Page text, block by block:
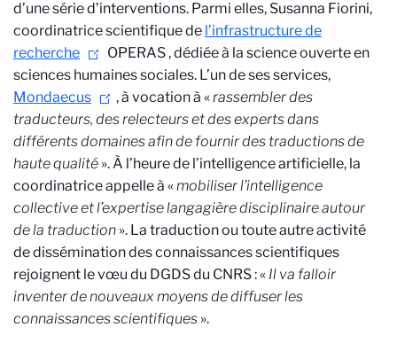
d’une série d’interventions. Parmi elles, Susanna Fiorini,
coordinatrice scientifique de l’infrastructure de
recherche
OPERAS , dédiée à la science ouverte en
sciences humaines sociales. L’un de ses services,
Mondaecus
, à vocation à «rassembler des
traducteurs, des relecteurs et des experts dans
différents domaines afin de fournir des traductions de
haute qualité ». À l’heure de l’intelligence artificielle, la
coordinatrice appelle à «mobiliser l’intelligence
collective et l’expertise langagière disciplinaire autour
de la traduction ». La traduction ou toute autre activité
de dissémination des connaissances scientifiques
rejoignent le vœu du DGDS du CNRS : « Il va falloir
inventer de nouveaux moyens de diffuser les
connaissances scientifiques ».